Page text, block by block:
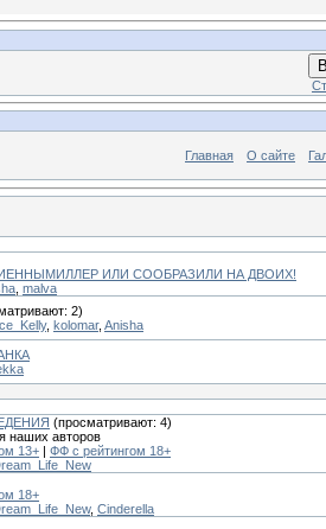
Главная О сайте
ИЛИ СООБРАЗИЛИ НА ДВОИХ!
malva
2)
, kolomar, Anisha
(просматривают: 4)
наших авторов
13+ | ФФ с рейтингом 18+
18+
, Cinderella